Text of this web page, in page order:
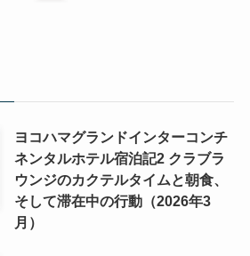
ヨコハマグランドインターコンチ
ネンタルホテル宿泊記2 クラブラ
ウンジのカクテルタイムと朝食、
そして滞在中の行動（2026年3
月）